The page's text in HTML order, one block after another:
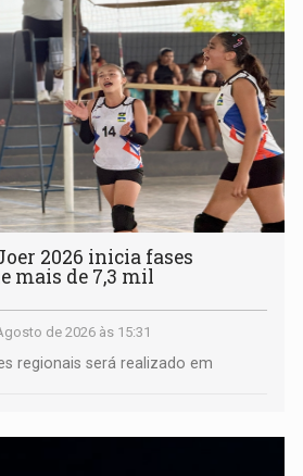
2026 inicia fases
mais de 7,3 mil
de 2026 às 15:31
regionais será realizado em